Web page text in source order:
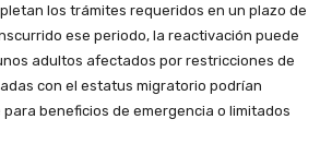
los trámites requeridos en un plazo de
ese periodo, la reactivación puede
adultos afectados por restricciones de
con el estatus migratorio podrían
beneficios de emergencia o limitados